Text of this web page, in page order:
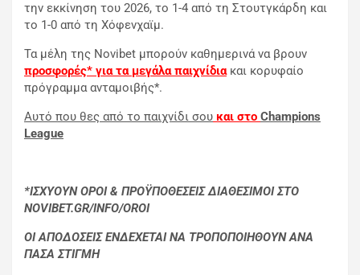
την εκκίνηση του 2026, το 1-4 από τη Στουτγκάρδη και
το 1-0 από τη Χόφενχαϊμ.
Τα μέλη της Novibet μπορούν καθημερινά να βρουν
προσφορές* για τα μεγάλα παιχνίδια και κορυφαίο
πρόγραμμα ανταμοιβής*.
Αυτό που θες από το παιχνίδι σου και στο Champions
League
*ΙΣΧΥΟΥΝ ΟΡΟΙ & ΠΡΟΫΠΟΘΕΣΕΙΣ ΔΙΑΘΕΣΙΜΟΙ ΣΤΟ
NOVIBET.GR/INFO/OROI
ΟΙ ΑΠΟΔΟΣΕΙΣ ΕΝΔΕΧΕΤΑΙ ΝΑ ΤΡΟΠΟΠΟΙΗΘΟΥΝ ΑΝΑ
ΠΑΣΑ ΣΤΙΓΜΗ